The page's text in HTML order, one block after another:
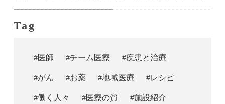
Tag
#医師 #チーム医療 #疾患と治療
#がん #お薬 #地域医療 #レシピ
#働く人々 #医療の質 #施設紹介